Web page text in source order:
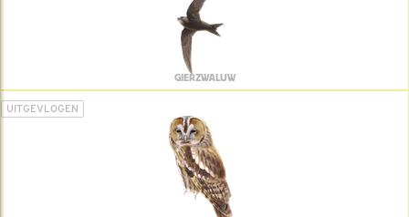
GIERZWALUW
UITGEVLOGEN